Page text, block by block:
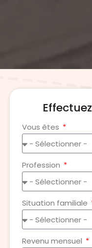
Vous êtes
Profession
Situation familiale
Revenu mensuel